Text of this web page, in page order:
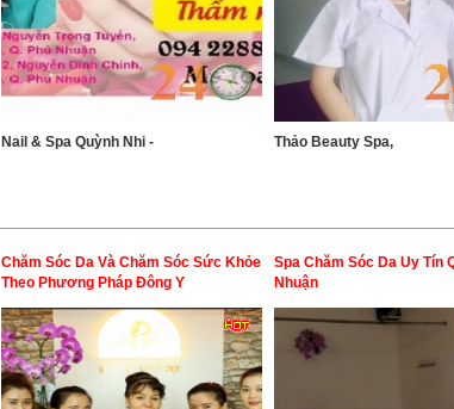
Nail & Spa Quỳnh Nhi - Thảo Beauty Spa,
Chăm Sóc Da Và Chăm Sóc Sức Khỏe
Theo Phương Pháp Đông Y
Spa Chăm Sóc Da Uy Tín
Nhuận